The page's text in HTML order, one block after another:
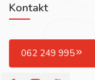
Kontakt
062 249 995